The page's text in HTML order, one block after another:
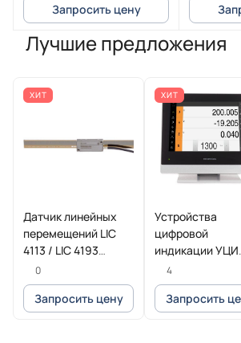
Запросить цену
Лучшие предложения
ХИТ
Датчик линейных
перемещений LIC
4113 / LIC 4193
HEIDENHAIN
0
Запросить цену
ХИТ
Устройства
цифровой
индикации УЦИ
POSITIP 8016
Heidenhain
4
Запросить